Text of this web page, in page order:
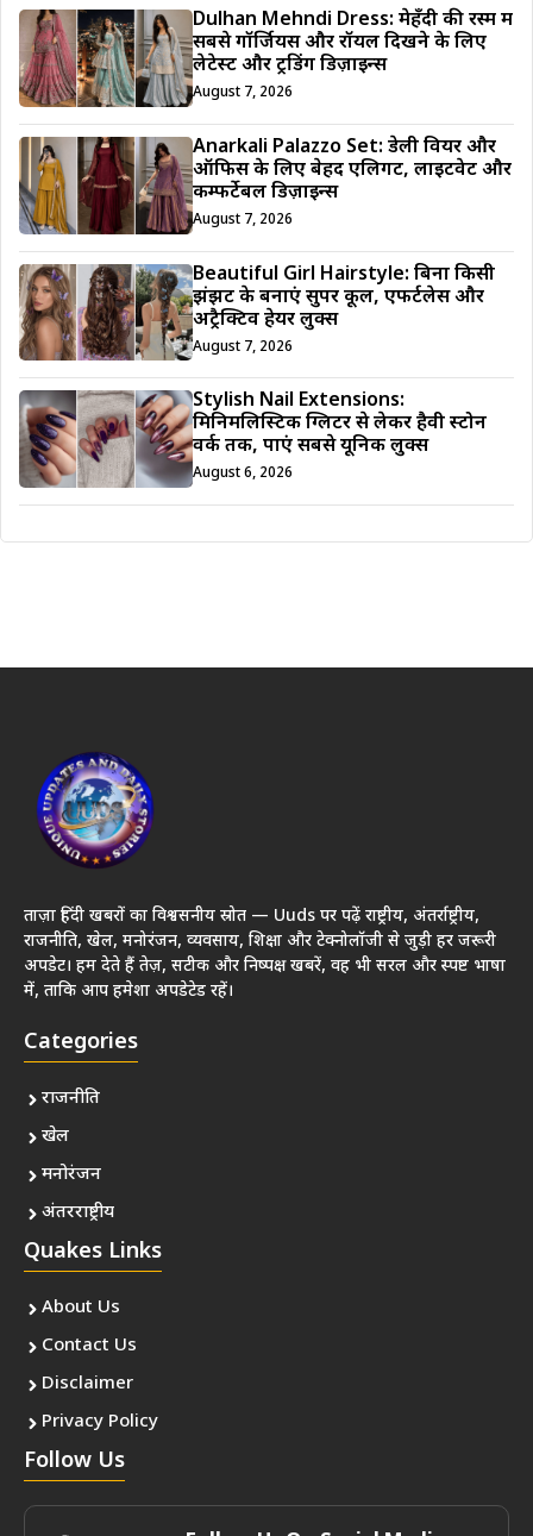
Dulhan Mehndi Dress: मेहँदी की रस्म में
सबसे गॉर्जियस और रॉयल दिखने के लिए
लेटेस्ट और ट्रेंडिंग डिज़ाइन्स
August 7, 2026
Anarkali Palazzo Set: डेली वियर और
ऑफिस के लिए बेहद एलिगेंट, लाइटवेट और
कम्फर्टेबल डिज़ाइन्स
August 7, 2026
Beautiful Girl Hairstyle: बिना किसी
झंझट के बनाएं सुपर कूल, एफर्टलेस और
अट्रैक्टिव हेयर लुक्स
August 7, 2026
Stylish Nail Extensions:
मिनिमलिस्टिक ग्लिटर से लेकर हैवी स्टोन
वर्क तक, पाएं सबसे यूनिक लुक्स
August 6, 2026
ताज़ा हिंदी खबरों का विश्वसनीय स्रोत — Uuds पर पढ़ें राष्ट्रीय, अंतर्राष्ट्रीय,
राजनीति, खेल, मनोरंजन, व्यवसाय, शिक्षा और टेक्नोलॉजी से जुड़ी हर जरूरी
अपडेट। हम देते हैं तेज़, सटीक और निष्पक्ष खबरें, वह भी सरल और स्पष्ट भाषा
में, ताकि आप हमेशा अपडेटेड रहें।
Categories
राजनीति
खेल
मनोरंजन
अंतरराष्ट्रीय
Quakes Links
About Us
Contact Us
Disclaimer
Privacy Policy
Follow Us